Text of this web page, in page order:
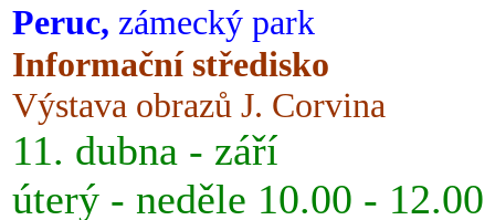
Peruc, zámecký park
Informační středisko
Výstava obrazů J. Corvina
11. dubna - září
úterý - neděle 10.00 -